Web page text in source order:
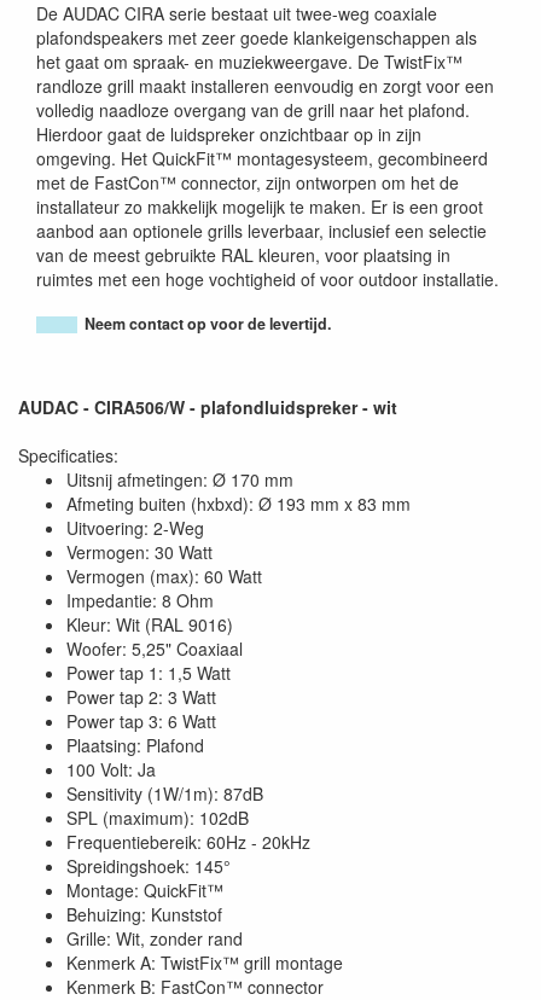
De AUDAC CIRA serie bestaat uit twee-weg coaxiale
plafondspeakers met zeer goede klankeigenschappen als
het gaat om spraak- en muziekweergave. De TwistFix™
randloze grill maakt installeren eenvoudig en zorgt voor een
volledig naadloze overgang van de grill naar het plafond.
Hierdoor gaat de luidspreker onzichtbaar op in zijn
omgeving. Het QuickFit™ montagesysteem, gecombineerd
met de FastCon™ connector, zijn ontworpen om het de
installateur zo makkelijk mogelijk te maken. Er is een groot
aanbod aan optionele grills leverbaar, inclusief een selectie
van de meest gebruikte RAL kleuren, voor plaatsing in
ruimtes met een hoge vochtigheid of voor outdoor installatie.
Neem contact op voor de levertijd.
AUDAC - CIRA506/W - plafondluidspreker - wit
Specificaties:
Uitsnij afmetingen: Ø 170 mm
Afmeting buiten (hxbxd): Ø 193 mm x 83 mm
Uitvoering: 2-Weg
Vermogen: 30 Watt
Vermogen (max): 60 Watt
Impedantie: 8 Ohm
Kleur: Wit (RAL 9016)
Woofer: 5,25" Coaxiaal
Power tap 1: 1,5 Watt
Power tap 2: 3 Watt
Power tap 3: 6 Watt
Plaatsing: Plafond
100 Volt: Ja
Sensitivity (1W/1m): 87dB
SPL (maximum): 102dB
Frequentiebereik: 60Hz - 20kHz
Spreidingshoek: 145°
Montage: QuickFit™
Behuizing: Kunststof
Grille: Wit, zonder rand
Kenmerk A: TwistFix™ grill montage
Kenmerk B: FastCon™ connector